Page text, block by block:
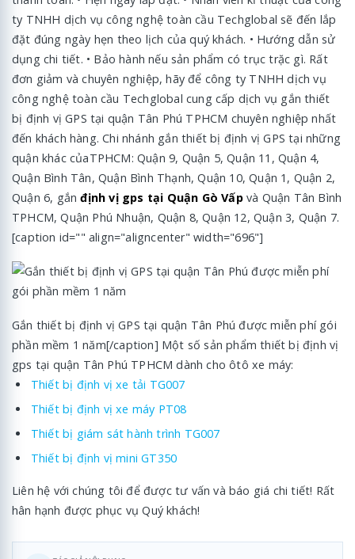
ty TNHH dịch vụ công nghệ toàn cầu Techglobal sẽ đến lắp
đặt đúng ngày hẹn theo lịch của quý khách. • Hướng dẫn sử
dụng chi tiết. • Bảo hành nếu sản phẩm có trục trặc gì. Rất
đơn giảm và chuyên nghiệp, hãy để công ty TNHH dịch vụ
công nghệ toàn cầu Techglobal cung cấp dịch vụ gắn thiết
bị định vị GPS tại quận Tân Phú TPHCM chuyên nghiệp nhất
đến khách hàng. Chi nhánh gắn thiết bị định vị GPS tại những
quận khác củaTPHCM: Quận 9, Quận 5, Quận 11, Quận 4,
Quận Bình Tân, Quận Bình Thạnh, Quận 10, Quận 1, Quận 2,
Quận 6, gắnđịnh vị gps tại Quận Gò Vấpvà Quận Tân Bình
TPHCM, Quận Phú Nhuận, Quận 8, Quận 12, Quận 3, Quận 7.
[caption id="" align="aligncenter" width="696"]
Gắn thiết bị định vị GPS tại quận Tân Phú được miễn phí gói
phần mềm 1 năm[/caption] Một số sản phẩm thiết bị định vị
gps tại quận Tân Phú TPHCM dành cho ôtô xe máy:
Thiết bị định vị xe tải TG007
Thiết bị định vị xe máy PT08
Thiết bị giám sát hành trình TG007
Thiết bị định vị mini GT350
Liên hệ với chúng tôi để được tư vấn và báo giá chi tiết! Rất
hân hạnh được phục vụ Quý khách!